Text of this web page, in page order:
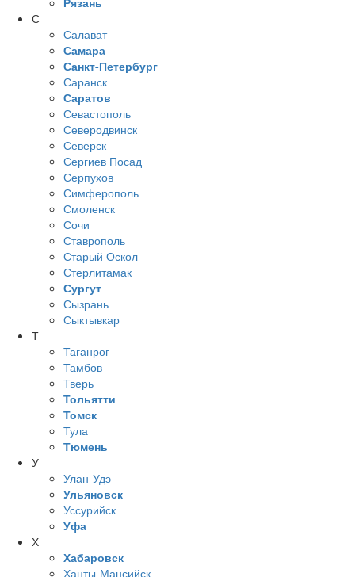
С
Салават
Самара
Санкт-Петербург
Саранск
Саратов
Севастополь
Северодвинск
Северск
Сергиев Посад
Серпухов
Симферополь
Смоленск
Сочи
Ставрополь
Старый Оскол
Стерлитамак
Сургут
Сызрань
Сыктывкар
Т
Таганрог
Тамбов
Тверь
Тольятти
Томск
Тула
Тюмень
У
Улан-Удэ
Ульяновск
Уссурийск
Уфа
Х
Хабаровск
Ханты-Мансийск